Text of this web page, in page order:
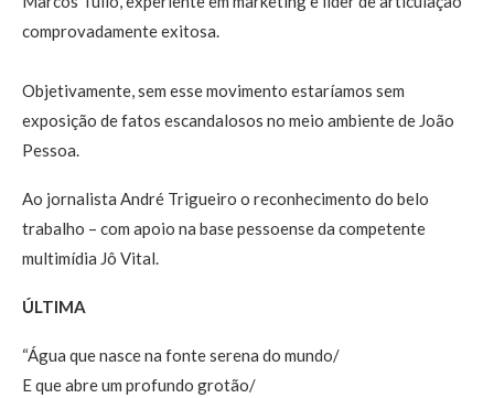
comprovadamente exitosa.
Objetivamente, sem esse movimento estaríamos sem
exposição de fatos escandalosos no meio ambiente de João
Pessoa.
Ao jornalista André Trigueiro o reconhecimento do belo
trabalho – com apoio na base pessoense da competente
multimídia Jô Vital.
ÚLTIMA
“Água que nasce na fonte serena do mundo/
E que abre um profundo grotão/